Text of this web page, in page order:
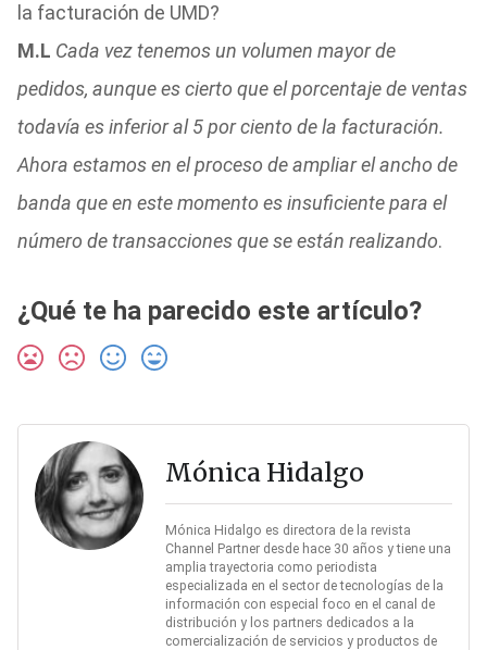
la facturación de UMD?
M.L Cada vez tenemos un volumen mayor de
pedidos, aunque es cierto que el porcentaje de ventas
todavía es inferior al 5 por ciento de la facturación.
Ahora estamos en el proceso de ampliar el ancho de
banda que en este momento es insuficiente para el
número de transacciones que se están realizando.
¿Qué te ha parecido este artículo?
Mónica Hidalgo
Mónica Hidalgo es directora de la revista
Channel Partner desde hace 30 años y tiene una
amplia trayectoria como periodista
especializada en el sector de tecnologías de la
información con especial foco en el canal de
distribución y los partners dedicados a la
comercialización de servicios y productos de